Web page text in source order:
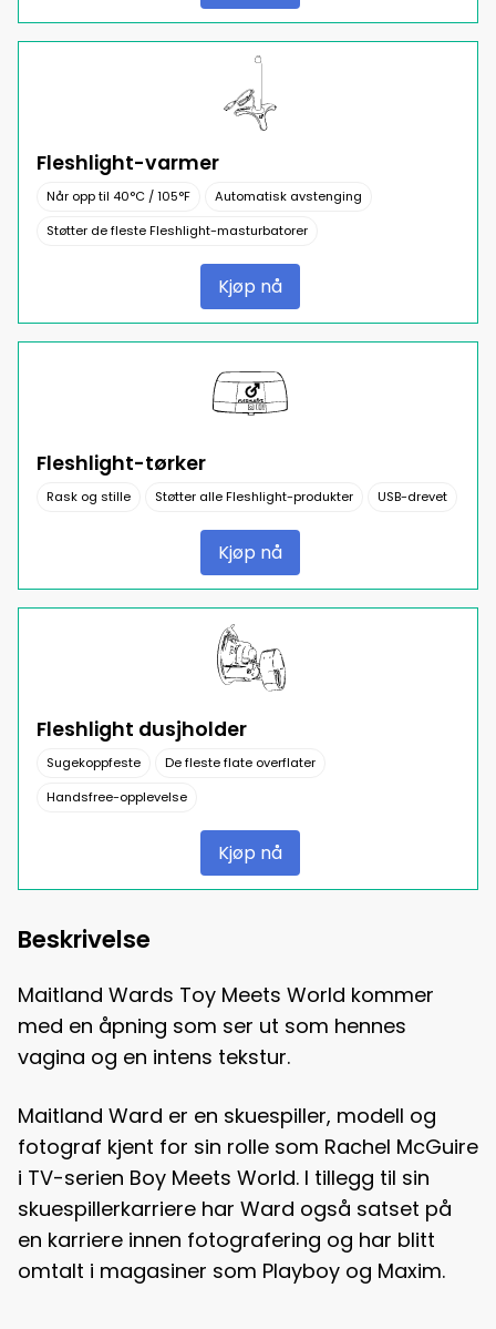
Fleshlight-varmer
Når opp til 40°C / 105°F
Automatisk avstenging
Støtter de fleste Fleshlight-masturbatorer
Kjøp nå
Fleshlight-tørker
Rask og stille Støtter alle Fleshlight-produkter USB-drevet
Kjøp nå
Fleshlight dusjholder
Sugekoppfeste
De fleste flate overflater
Handsfree-opplevelse
Kjøp nå
Beskrivelse
Maitland Wards Toy Meets World kommer
med en åpning som ser ut som hennes
vagina og en intens tekstur.
Maitland Ward er en skuespiller, modell og
fotograf kjent for sin rolle som Rachel McGuire
i TV-serien Boy Meets World. I tillegg til sin
skuespillerkarriere har Ward også satset på
en karriere innen fotografering og har blitt
omtalt i magasiner som Playboy og Maxim.